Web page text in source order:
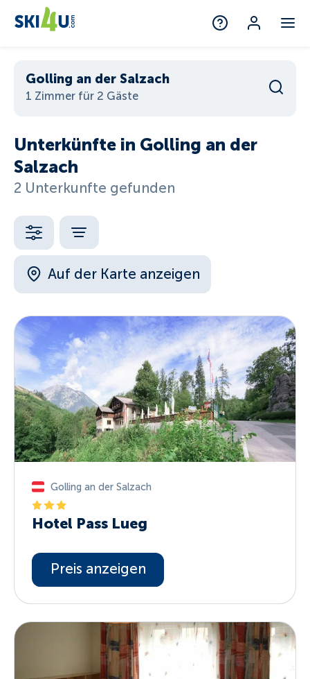
Golling an der Salzach
1 Zimmer für 2 Gäste
Unterkünfte in Golling an der
Salzach
2 Unterkunfte gefunden
Auf der Karte anzeigen
Golling an der Salzach
Hotel Pass Lueg
Preis anzeigen